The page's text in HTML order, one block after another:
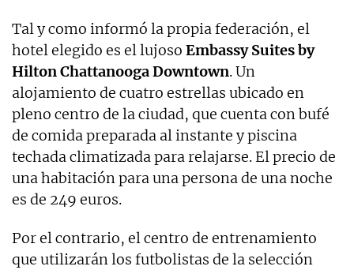
Tal y como informó la propia federación, el
hotel elegido es el lujoso Embassy Suites by
Hilton Chattanooga Downtown. Un
alojamiento de cuatro estrellas ubicado en
pleno centro de la ciudad, que cuenta con bufé
de comida preparada al instante y piscina
techada climatizada para relajarse. El precio de
una habitación para una persona de una noche
es de 249 euros.
Por el contrario, el centro de entrenamiento
que utilizarán los futbolistas de la selección